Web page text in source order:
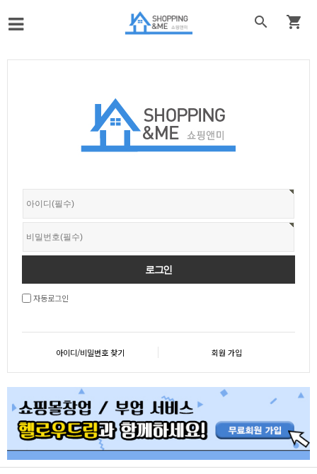
 
자동로그인
아이디/비밀번호 찾기 회원 가입